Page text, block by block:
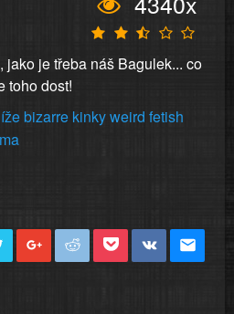
je třeba náš Bagulek... co
toho dost!
bizarre kinkyweird fetish
ma